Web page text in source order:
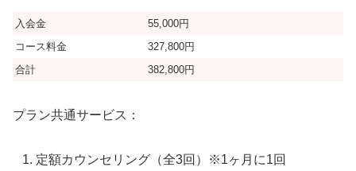
入会金
55,000円
コース料金
327,800円
合計
382,800円
プラン共通サービス：
定額カウンセリング（全3回）※1ヶ月に1回